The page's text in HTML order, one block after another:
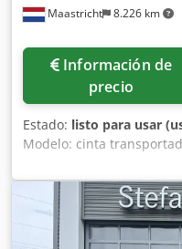
Maastricht 8.226 km
Información de
precio
Estado: listo para usar
Modelo: cinta
1700 mm * Ancho de
motorreductor de 1,5 kW
Asywm I Njc Ujr